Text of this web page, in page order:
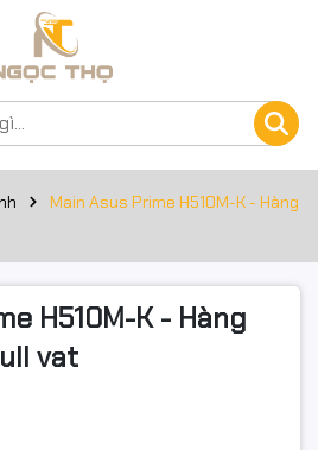
Main Asus Prime H510M-K - Hàng
H510M-K - Hàng
vat
thuật
slots, support up to 64GB
x16 slot (From CPU)
phẩm